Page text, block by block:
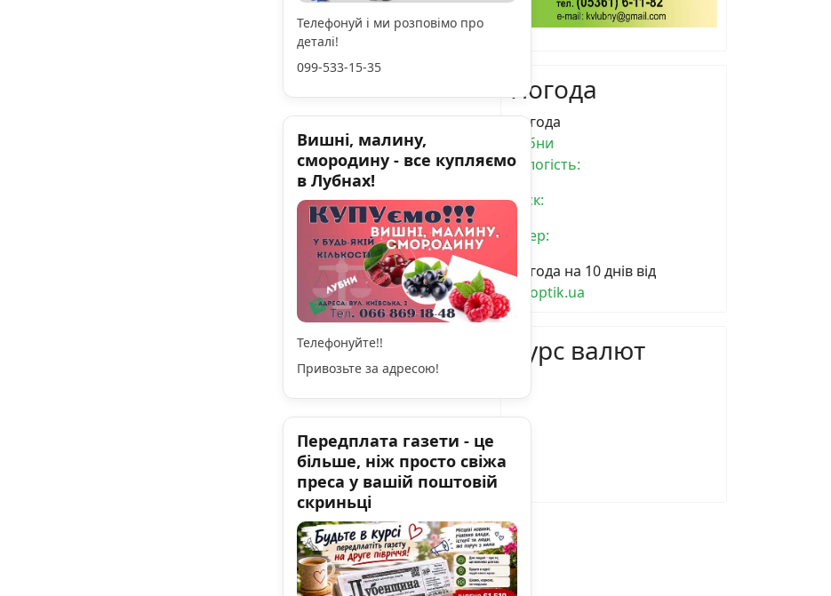
Телефонуй і ми розповімо про
деталі!
099-533-15-35
Вишні, малину,
смородину - все купляємо
в Лубнах!
Телефонуйте!!
Привозьте за адресою!
Передплата газети - це
більше, ніж просто свіжа
преса у вашій поштовій
скриньці
Погода
Погода
Лубни
вологість:
тиск:
вітер:
Погода на 10 днів від
sinoptik.ua
Курс валют